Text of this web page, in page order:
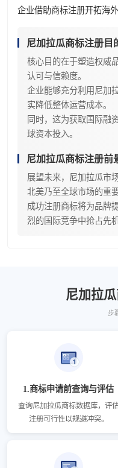
企业借助商标注册开拓海外
尼加拉瓜商标注册目
核心目的在于塑造权威
认可与信赖度。
企业能够充分利用尼加
实降低整体运营成本。
同时，这为获取国际融
球资本投入。
尼加拉瓜商标注册前
展望未来，尼加拉瓜市
北美乃至全球市场的重要
成功注册商标将为品牌
烈的国际竞争中抢占先机
尼加拉
步
1.商标申请前查询与评估
查询尼加拉瓜商标数据库，评
注册可行性以规避冲突。